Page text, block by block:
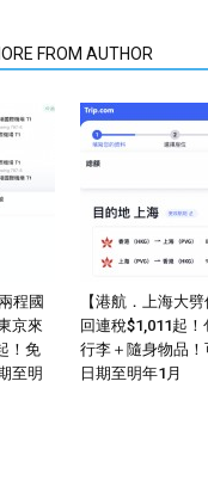
FROM AUTHOR
程國
京來
！免
至明
【港航．上海大
回連稅$1,011起
行李＋隨身物品
日期至明年1月